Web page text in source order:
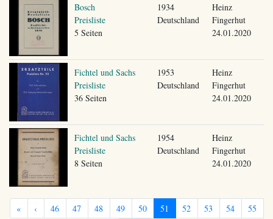
Bosch
Preisliste
5 Seiten
1934
Deutschland
Heinz
Fingerhut
24.01.2020
Fichtel und Sachs
Preisliste
36 Seiten
1953
Deutschland
Heinz
Fingerhut
24.01.2020
Fichtel und Sachs
Preisliste
8 Seiten
1954
Deutschland
Heinz
Fingerhut
24.01.2020
« ‹ 46 47 48 49 50 51 52 53 54 55